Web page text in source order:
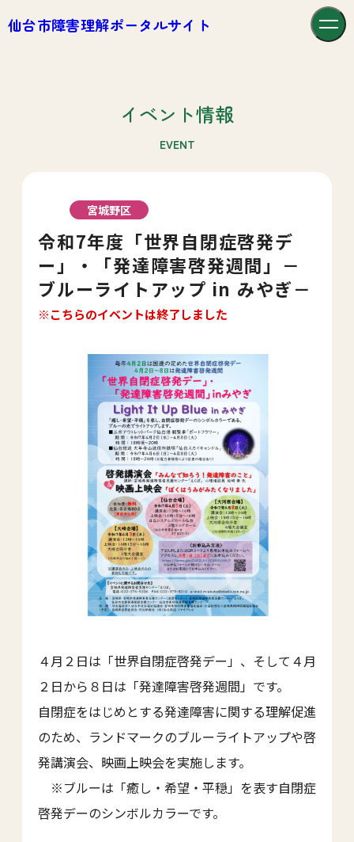
仙台市障害理解ポータルサイト
イベント情報
EVENT
宮城野区
令和7年度「世界自閉症啓発デ
ー」・「発達障害啓発週間」－
ブルーライトアップ in みやぎ－
※こちらのイベントは終了しました
４月２日は「世界自閉症啓発デー」、そして４月
２日から８日は「発達障害啓発週間」です。
自閉症をはじめとする発達障害に関する理解促進
のため、ランドマークのブルーライトアップや啓
発講演会、映画上映会を実施します。
※ブルーは「癒し・希望・平穏」を表す自閉症
啓発デーのシンボルカラーです。